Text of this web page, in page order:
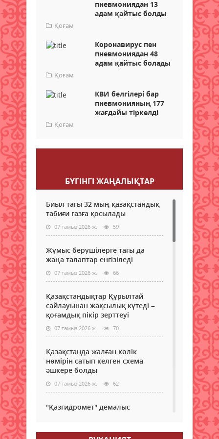
пневмониядан 13
адам қайтыс болды
Қоғам
Коронавирус пен
пневмониядан 48
адам қайтыс болады
Қоғам
КВИ белгілері бар
пневмонияның 177
жағдайы тіркелді
Қоғам
БҮГІНГI ЖАҢАЛЫҚТАР
Биыл тағы 32 мың қазақстандық
табиғи газға қосылады
07 тамыз 2026 ж. 59
Жұмыс берушілерге тағы да
жаңа талаптар енгізіледі
07 тамыз 2026 ж. 66
Қазақстандықтар Құрылтай
сайлауынан жақсылық күтеді –
қоғамдық пікір зерттеуі
07 тамыз 2026 ж. 70
Қазақстанда жалған көлік
нөмірін сатып келген схема
әшкере болды
07 тамыз 2026 ж. 62
"Қазгидромет" демалыс